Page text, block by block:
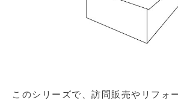
このシリーズで、訪問販売やリフォ